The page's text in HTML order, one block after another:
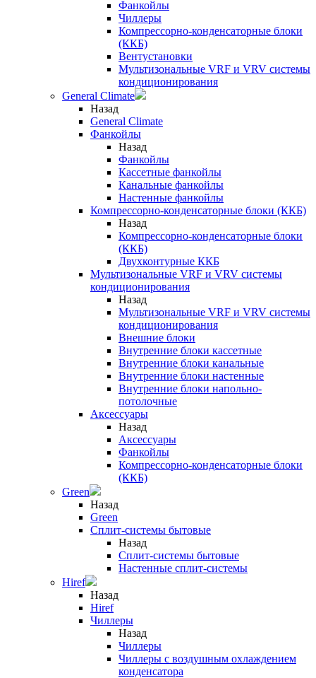
Фанкойлы
Чиллеры
Компрессорно-конденсаторные блоки
(ККБ)
Вентустановки
Мультизональные VRF и VRV системы
кондиционирования
General Climate
Назад
General Climate
Фанкойлы
Назад
Фанкойлы
Кассетные фанкойлы
Канальные фанкойлы
Настенные фанкойлы
Компрессорно-конденсаторные блоки (ККБ)
Назад
Компрессорно-конденсаторные блоки
(ККБ)
Двухконтурные ККБ
Мультизональные VRF и VRV системы
кондиционирования
Назад
Мультизональные VRF и VRV системы
кондиционирования
Внешние блоки
Внутренние блоки кассетные
Внутренние блоки канальные
Внутренние блоки настенные
Внутренние блоки напольно-
потолочные
Аксессуары
Назад
Аксессуары
Фанкойлы
Компрессорно-конденсаторные блоки
(ККБ)
Green
Назад
Green
Сплит-системы бытовые
Назад
Сплит-системы бытовые
Настенные сплит-системы
Hiref
Назад
Hiref
Чиллеры
Назад
Чиллеры
Чиллеры с воздушным охлаждением
конденсатора